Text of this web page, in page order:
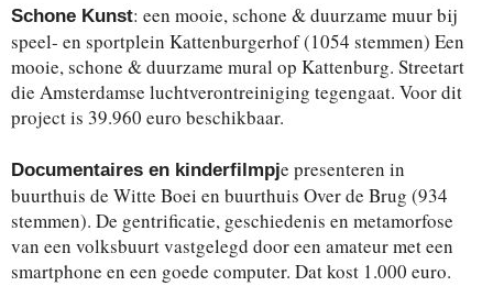
Schone Kunst: een mooie, schone & duurzame muur bij
speel- en sportplein Kattenburgerhof (1054 stemmen) Een
mooie, schone & duurzame mural op Kattenburg. Streetart
die Amsterdamse luchtverontreiniging tegengaat. Voor dit
project is 39.960 euro beschikbaar.
Documentaires en kinderfilmpje presenteren in
buurthuis de Witte Boei en buurthuis Over de Brug (934
stemmen). De gentrificatie, geschiedenis en metamorfose
van een volksbuurt vastgelegd door een amateur met een
smartphone en een goede computer. Dat kost 1.000 euro.